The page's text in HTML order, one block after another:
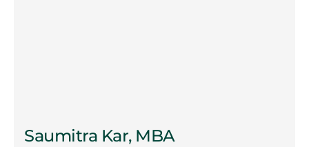
Saumitra Kar, MBA